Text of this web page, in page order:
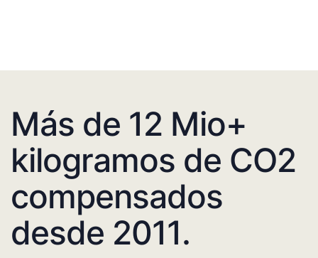
Más de 12 Mio+
kilogramos de CO2
compensados
desde 2011.